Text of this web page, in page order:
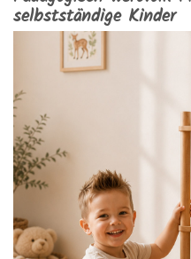
selbstständige Kinder